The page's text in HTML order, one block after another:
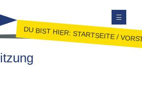
DU BIST HIER:STARTSEITE/